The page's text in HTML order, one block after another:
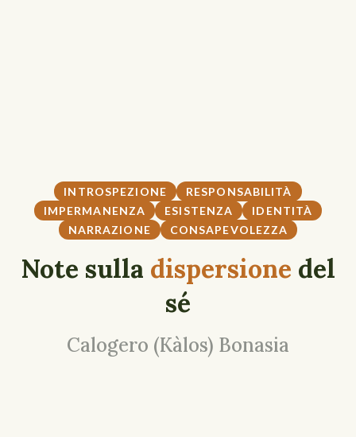
INTROSPEZIONE
RESPONSABILITÀ
IMPERMANENZA
ESISTENZA
IDENTITÀ
NARRAZIONE
CONSAPEVOLEZZA
Note sulla dispersione del
sé
Calogero (Kàlos) Bonasia